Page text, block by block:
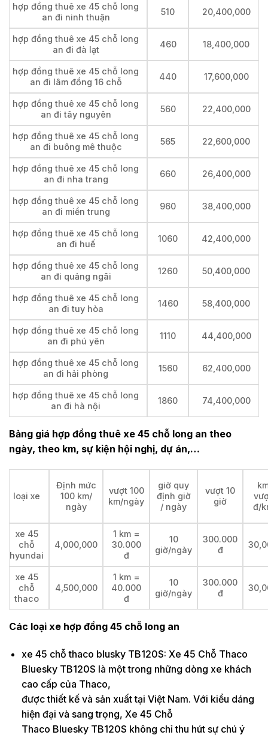
hợp đồng thuê xe 45 chỗ long
an đi ninh thuận
510 20,400,000
hợp đồng thuê xe 45 chỗ long
an đi đà lạt
460 18,400,000
hợp đồng thuê xe 45 chỗ long
an đi lâm đồng 16 chỗ
440 17,600,000
hợp đồng thuê xe 45 chỗ long
an đi tây nguyên
560 22,400,000
hợp đồng thuê xe 45 chỗ long
an đi buông mê thuộc
565 22,600,000
hợp đồng thuê xe 45 chỗ long
an đi nha trang
660 26,400,000
hợp đồng thuê xe 45 chỗ long
an đi miền trung
960 38,400,000
hợp đồng thuê xe 45 chỗ long
an đi huế
1060 42,400,000
hợp đồng thuê xe 45 chỗ long
an đi quảng ngãi
1260 50,400,000
hợp đồng thuê xe 45 chỗ long
an đi tuy hòa
1460 58,400,000
hợp đồng thuê xe 45 chỗ long
an đi phú yên
1110 44,400,000
hợp đồng thuê xe 45 chỗ long
an đi hải phòng
1560 62,400,000
hợp đồng thuê xe 45 chỗ long
an đi hà nội
1860 74,400,000
Bảng giá hợp đồng thuê xe 45 chỗ long an theo
ngày, theo km, sự kiện hội nghị, dự án,…
loại xe
Định mức
100 km/
ngày
vượt 100
km/ngày
giờ quy
định giờ
/ ngày
vượt 10
giờ
đ/
xe 45
chỗ
hyundai
4,000,000
1 km =
30.000
đ
10
giờ/ngày
300.000
đ
xe 45
chỗ
thaco
4,500,000
1 km =
40.000
đ
10
giờ/ngày
300.000
đ
Các loại xe hợp đồng 45 chỗ long an
xe 45 chỗ thaco blusky TB120S: Xe 45 Chỗ Thaco
Bluesky TB120S là một trong những dòng xe khách
cao cấp của Thaco,
được thiết kế và sản xuất tại Việt Nam. Với kiểu dáng
hiện đại và sang trọng, Xe 45 Chỗ
Thaco Bluesky TB120S không chỉ thu hút sự chú ý